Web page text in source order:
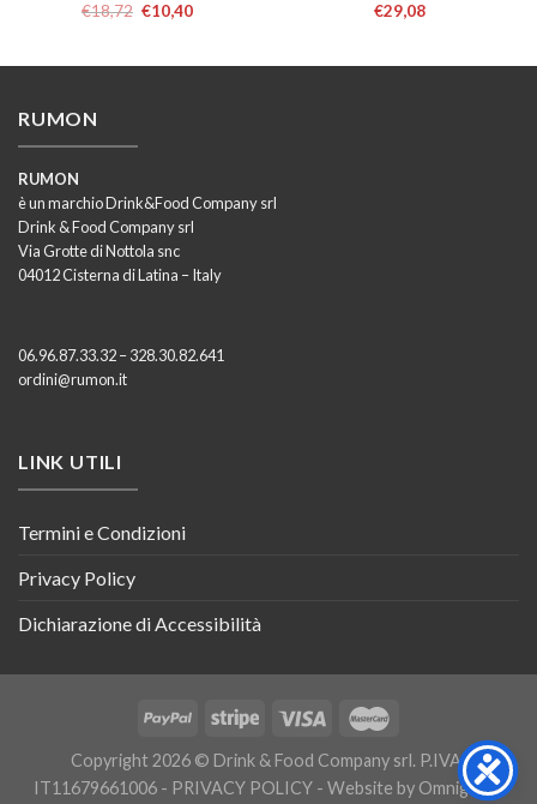
€18,72 €10,40
€29,08
RUMON
RUMON
è un marchio Drink&Food Company srl
Drink & Food Company srl
Via Grotte di Nottola snc
04012 Cisterna di Latina – Italy
06.96.87.33.32 – 328.30.82.641
ordini@rumon.it
LINK UTILI
Termini e Condizioni
Privacy Policy
Dichiarazione di Accessibilità
Copyright 2026 © Drink & Food Company srl. P.IVA:
IT11679661006 - PRIVACY POLICY - Website by Omnigraph